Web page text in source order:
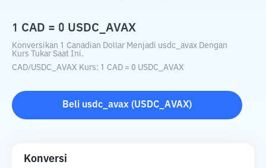
1 CAD = 0 USDC_AVAX
Konversikan 1 Canadian Dollar Menjadi usdc_avax Dengan
Kurs Tukar Saat Ini.
CAD/USDC_AVAX Kurs: 1 CAD = 0 USDC_AVAX
Beli usdc_avax (USDC_AVAX)
Konversi